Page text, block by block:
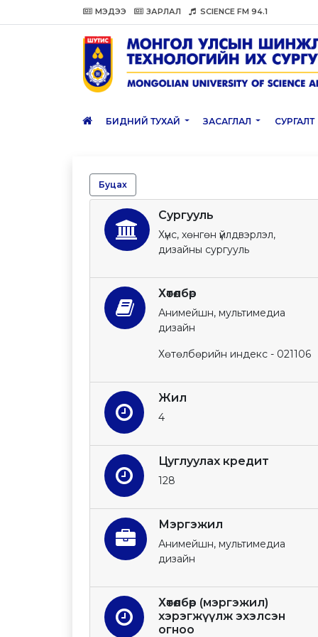
МЭДЭЭ ЗАРЛАЛ SCIENCE FM 94.1
БИДНИЙ ТУХАЙ ЗАСАГЛАЛ СУРГАЛТ
Буцах
Сургууль
Хүнс, хөнгөн үйлдвэрлэл,
дизайны сургууль
Хөтөлбөр
Анимейшн, мультимедиа
дизайн
Хөтөлбөрийн индекс - 021106
Жил
4
Цуглуулах кредит
128
Мэргэжил
Анимейшн, мультимедиа
дизайн
Хөтөлбөр (мэргэжил)
хэрэгжүүлж эхэлсэн
огноо